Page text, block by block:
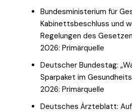
Bundesministerium für
Kabinettsbeschluss und
Regelungen des
2026: Primärquelle
Deutscher Bundestag:
Sparpaket im
2026: Primärquelle
Deutsches Ärzteblatt: